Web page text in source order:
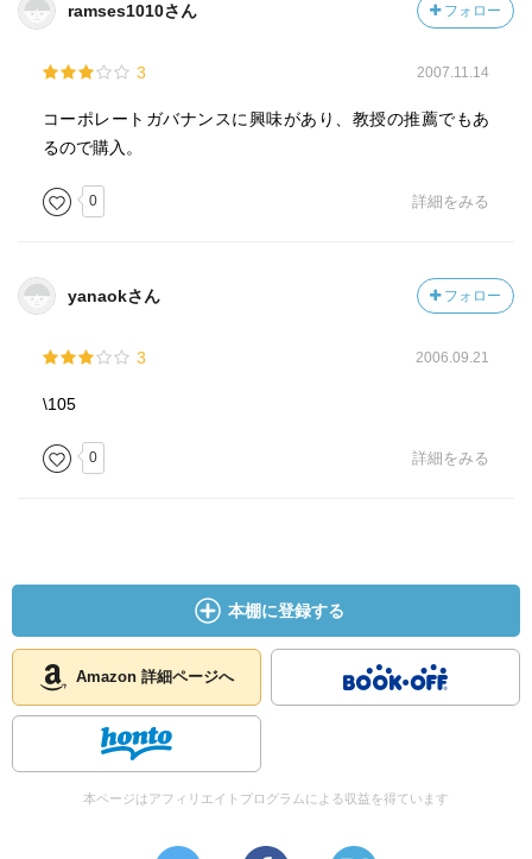
［ 参考となる書評 ］
ramses1010さん フォロー
3 2007.11.14
コーポレートガバナンスに興味があり、教授の推薦でもあ
るので購入。
0 詳細をみる
yanaokさん フォロー
3 2006.09.21
\105
0 詳細をみる
本棚に登録する
Amazon 詳細ページへ
本ページはアフィリエイトプログラムによる収益を得ています